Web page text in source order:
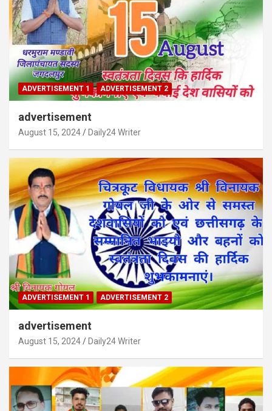
ADVERTISEMENT 1 ADVERTISEMENT 2
advertisement
August 15, 2024 Daily24 Writer
ADVERTISEMENT 1 ADVERTISEMENT 2
advertisement
August 15, 2024 Daily24 Writer